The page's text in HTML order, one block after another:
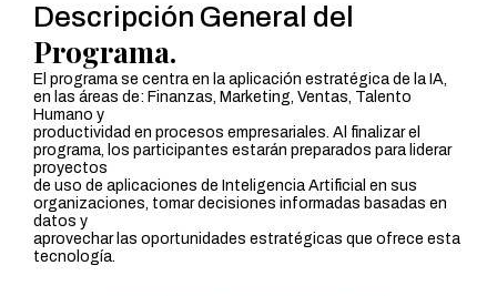
Descripción General del
Programa.
El programa se centra en la aplicación estratégica de la IA,
en las áreas de: Finanzas, Marketing, Ventas, Talento
Humano y
productividad en procesos empresariales. Al finalizar el
programa, los participantes estarán preparados para liderar
proyectos
de uso de aplicaciones de Inteligencia Artificial en sus
organizaciones, tomar decisiones informadas basadas en
datos y
aprovechar las oportunidades estratégicas que ofrece esta
tecnología.